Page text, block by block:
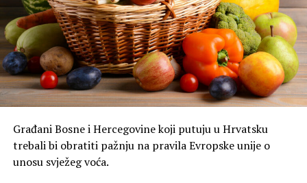
Građani Bosne i Hercegovine koji putuju u Hrvatsku
trebali bi obratiti pažnju na pravila Evropske unije o
unosu svježeg voća.